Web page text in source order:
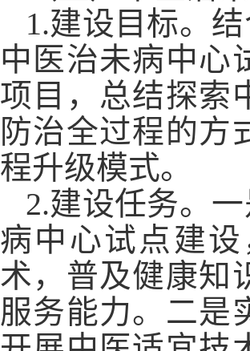
1.建设目标。
中医治未病中心
项目，总结探索
防治全过程的方
程升级模式。
2.建设任务。
病中心试点建
术，普及健康知
服务能力。 二是